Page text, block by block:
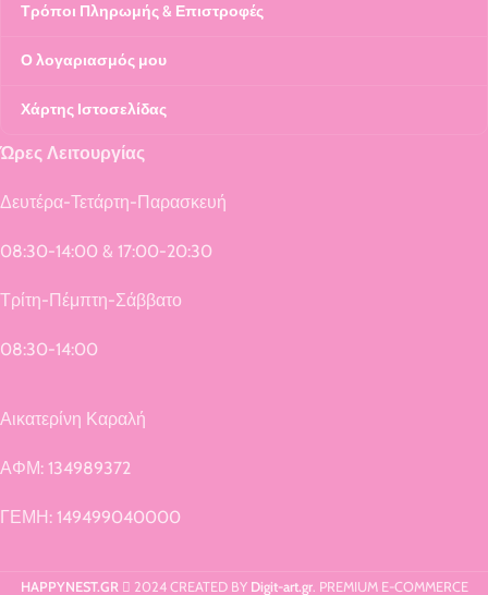
Τρόποι Πληρωμής & Επιστροφές
Ο λογαριασμός μου
Χάρτης Ιστοσελίδας
Ώρες Λειτουργίας
Δευτέρα-Τετάρτη-Παρασκευή
08:30-14:00 & 17:00-20:30
Τρίτη-Πέμπτη-Σάββατο
08:30-14:00
Αικατερίνη Καραλή
ΑΦΜ: 134989372
ΓΕΜΗ: 149499040000
HAPPYNEST.GR 2024 CREATED BY Digit-art.gr. PREMIUM E-COMMERCE